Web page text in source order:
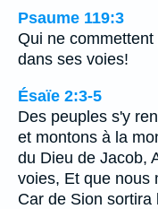
Psaume 119:3
Qui ne
dans ses voies!
Ésaïe 2:3-5
Des peuples s'y
et montons à la
du Dieu de Jacob,
voies, Et que nous
Car de Sion